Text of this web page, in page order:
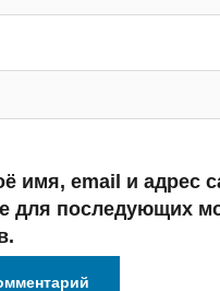
имя, email и адрес
для последующих